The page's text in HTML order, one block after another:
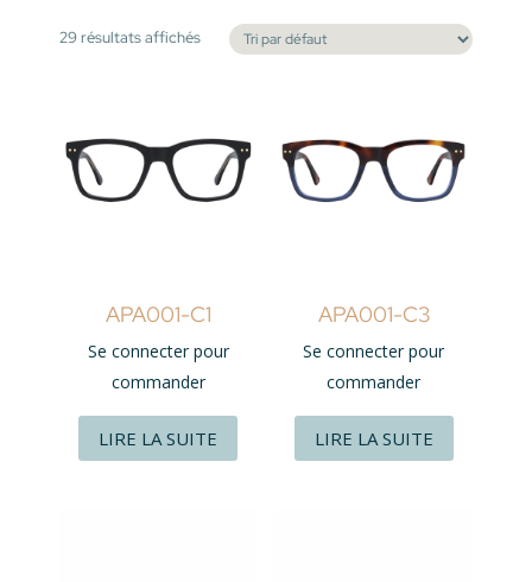
29 résultats affichés
APA001-C1
Se connecter pour
commander
LIRE LA SUITE
APA001-C3
Se connecter pour
commander
LIRE LA SUITE